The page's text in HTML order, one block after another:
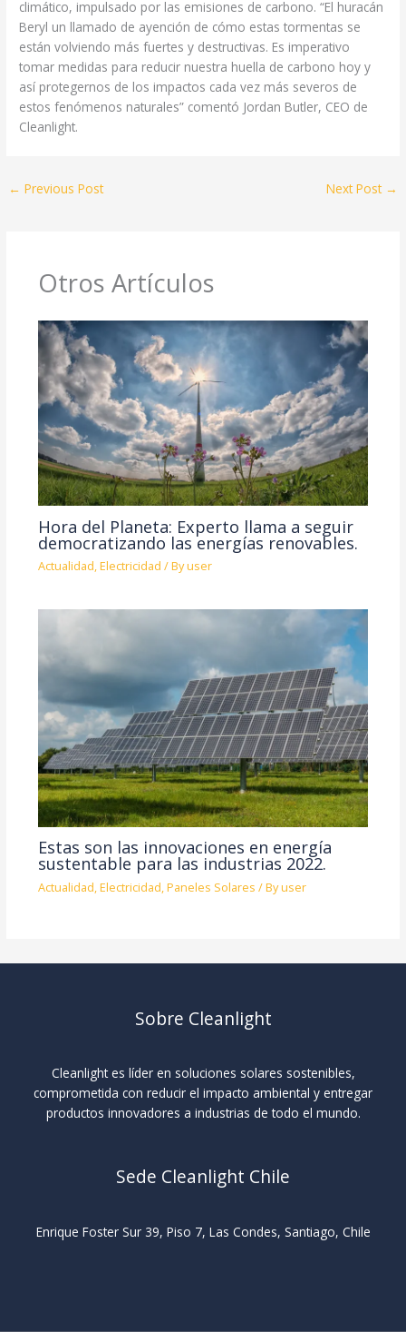
climático, impulsado por las emisiones de carbono. “El huracán
Beryl un llamado de ayención de cómo estas tormentas se
están volviendo más fuertes y destructivas. Es imperativo
tomar medidas para reducir nuestra huella de carbono hoy y
así protegernos de los impactos cada vez más severos de
estos fenómenos naturales” comentó Jordan Butler, CEO de
Cleanlight.
← Previous Post Next Post →
Otros Artículos
Hora del Planeta: Experto llama a seguir
democratizando las energías renovables.
Actualidad,Electricidad / Byuser
Estas son las innovaciones en energía
sustentable para las industrias 2022.
Actualidad Electricidad Paneles Solares / Byuser
Sobre Cleanlight
Cleanlight es líder en soluciones solares sostenibles,
comprometida con reducir el impacto ambiental y entregar
productos innovadores a industrias de todo el mundo.
Sede Cleanlight Chile
Enrique Foster Sur 39, Piso 7, Las Condes, Santiago, Chile